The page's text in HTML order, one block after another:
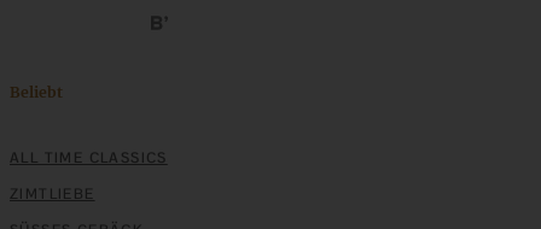
Beliebt
ALL TIME CLASSICS
ZIMTLIEBE